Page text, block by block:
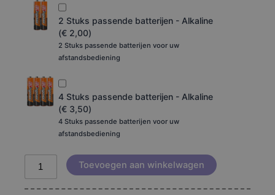
2 Stuks passende batterijen - Alkaline
(€ 2,00)
2 Stuks passende batterijen voor uw
afstandsbediening
4 Stuks passende batterijen - Alkaline
(€ 3,50)
4 Stuks passende batterijen voor uw
afstandsbediening
Toevoegen aan winkelwagen